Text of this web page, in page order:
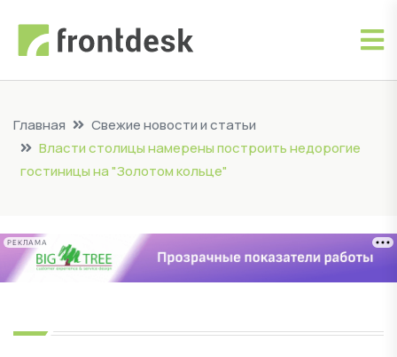
Главная
Свежие новости и статьи
Власти столицы намерены построить недорогие
гостиницы на "Золотом кольце"
РЕКЛАМА